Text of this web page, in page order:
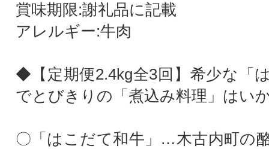
賞味期限:謝礼品に記載
アレルギー:牛肉
◆【定期便2.4kg全3回】希少な「
でとびきりの「煮込み料理」はい
〇「はこだて和牛」…木古内町の